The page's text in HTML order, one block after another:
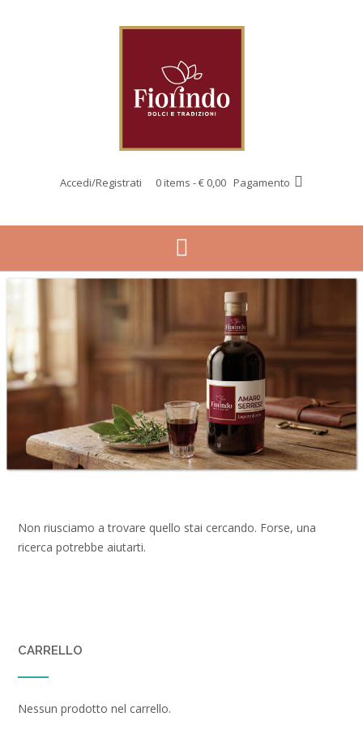
Accedi/Registrati 0 items - € 0,00 Pagamento
Non riusciamo a trovare quello stai cercando. Forse, una
ricerca potrebbe aiutarti.
CARRELLO
Nessun prodotto nel carrello.